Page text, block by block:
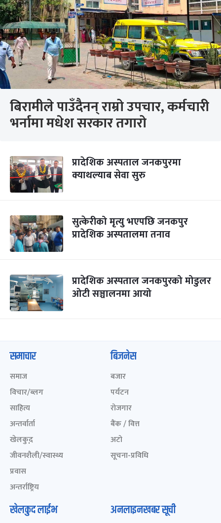
बिरामीले पाउँदैनन् राम्रो उपचार, कर्मचारी
भर्नामा मधेश सरकार तगारो
प्रादेशिक अस्पताल जनकपुरमा
क्याथल्याब सेवा सुरु
सुत्केरीको मृत्यु भएपछि जनकपुर
प्रादेशिक अस्पतालमा तनाव
प्रादेशिक अस्पताल जनकपुरको मोडुलर
ओटी सञ्चालनमा आयो
समाचार
समाज
विचार/ब्लग
साहित्य
अन्तर्वार्ता
खेलकुद़़
जीवनशैली/स्वास्थ्य
प्रवास
अन्तर्राष्ट्रिय
बिजनेस
बजार
पर्यटन
रोजगार
बैंक / वित्त
अटो
सूचना-प्रविधि
खेलकुद लाईभ अनलाइनखबर सूची